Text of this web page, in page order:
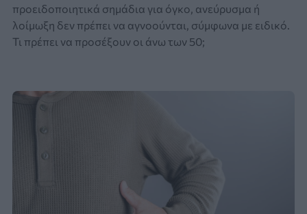
προειδοποιητικά σημάδια για όγκο, ανεύρυσμα ή
λοίμωξη δεν πρέπει να αγνοούνται, σύμφωνα με ειδικό.
Τι πρέπει να προσέξουν οι άνω των 50;